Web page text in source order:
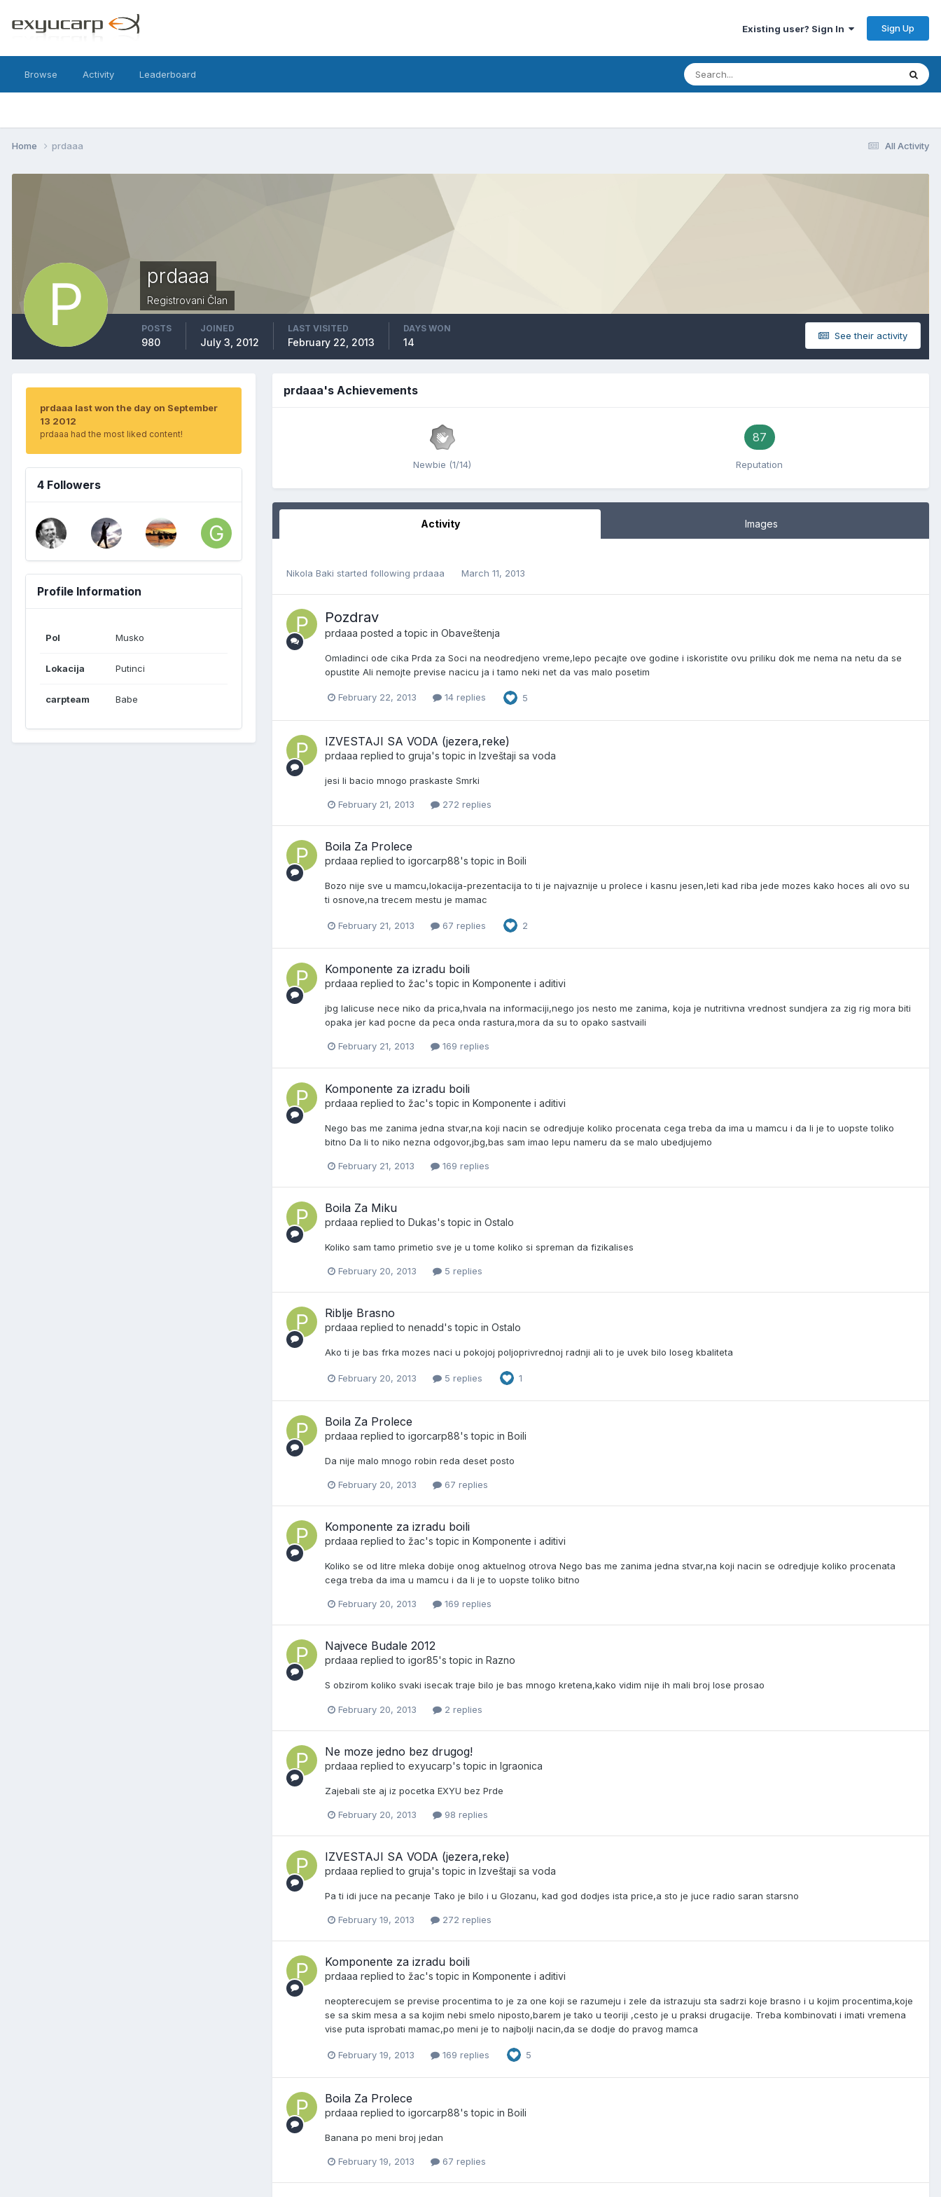
Existing user? Sign In Sign Up
Browse Activity Leaderboard
All Activity
Home prdaaa
prdaaa
Registrovani Član
See their activity
POSTS
980
JOINED
July 3, 2012
LAST VISITED
February 22, 2013
DAYS WON
14
prdaaa last won the day on September
13 2012
prdaaa had the most liked content!
4 Followers
Profile Information
Pol Musko
Lokacija Putinci
carpteam Babe
prdaaa's Achievements
Newbie (1/14)
87
Reputation
Activity Images
Nikola Baki started following prdaaa March 11, 2013
Pozdrav
prdaaa posted a topic in Obaveštenja
Omladinci ode cika Prda za Soci na neodredjeno vreme,lepo pecajte ove godine i iskoristite ovu priliku dok me nema na netu da se
opustite Ali nemojte previse nacicu ja i tamo neki net da vas malo posetim
February 22, 2013 14 replies 5
IZVESTAJI SA VODA (jezera,reke)
prdaaa replied to gruja's topic in Izveštaji sa voda
jesi li bacio mnogo praskaste Smrki
February 21, 2013 272 replies
Boila Za Prolece
prdaaa replied to igorcarp88's topic in Boili
Bozo nije sve u mamcu,lokacija-prezentacija to ti je najvaznije u prolece i kasnu jesen,leti kad riba jede mozes kako hoces ali ovo su
ti osnove,na trecem mestu je mamac
February 21, 2013 67 replies 2
Komponente za izradu boili
prdaaa replied to žac's topic in Komponente i aditivi
jbg lalicuse nece niko da prica,hvala na informaciji,nego jos nesto me zanima, koja je nutritivna vrednost sundjera za zig rig mora biti
opaka jer kad pocne da peca onda rastura,mora da su to opako sastvaili
February 21, 2013 169 replies
Komponente za izradu boili
prdaaa replied to žac's topic in Komponente i aditivi
Nego bas me zanima jedna stvar,na koji nacin se odredjuje koliko procenata cega treba da ima u mamcu i da li je to uopste toliko
bitno Da li to niko nezna odgovor,jbg,bas sam imao lepu nameru da se malo ubedjujemo
February 21, 2013 169 replies
Boila Za Miku
prdaaa replied to Dukas's topic in Ostalo
Koliko sam tamo primetio sve je u tome koliko si spreman da fizikalises
February 20, 2013 5 replies
Riblje Brasno
prdaaa replied to nenadd's topic in Ostalo
Ako ti je bas frka mozes naci u pokojoj poljoprivrednoj radnji ali to je uvek bilo loseg kbaliteta
February 20, 2013 5 replies 1
Boila Za Prolece
prdaaa replied to igorcarp88's topic in Boili
Da nije malo mnogo robin reda deset posto
February 20, 2013 67 replies
Komponente za izradu boili
prdaaa replied to žac's topic in Komponente i aditivi
Koliko se od litre mleka dobije onog aktuelnog otrova Nego bas me zanima jedna stvar,na koji nacin se odredjuje koliko procenata
cega treba da ima u mamcu i da li je to uopste toliko bitno
February 20, 2013 169 replies
Najvece Budale 2012
prdaaa replied to igor85's topic in Razno
S obzirom koliko svaki isecak traje bilo je bas mnogo kretena,kako vidim nije ih mali broj lose prosao
February 20, 2013 2 replies
Ne moze jedno bez drugog!
prdaaa replied to exyucarp's topic in Igraonica
Zajebali ste aj iz pocetka EXYU bez Prde
February 20, 2013 98 replies
IZVESTAJI SA VODA (jezera,reke)
prdaaa replied to gruja's topic in Izveštaji sa voda
Pa ti idi juce na pecanje Tako je bilo i u Glozanu, kad god dodjes ista price,a sto je juce radio saran starsno
February 19, 2013 272 replies
Komponente za izradu boili
prdaaa replied to žac's topic in Komponente i aditivi
neopterecujem se previse procentima to je za one koji se razumeju i zele da istrazuju sta sadrzi koje brasno i u kojim procentima,koje
se sa skim mesa a sa kojim nebi smelo niposto,barem je tako u teoriji ,cesto je u praksi drugacije. Treba kombinovati i imati vremena
vise puta isprobati mamac,po meni je to najbolji nacin,da se dodje do pravog mamca
February 19, 2013 169 replies 5
Boila Za Prolece
prdaaa replied to igorcarp88's topic in Boili
Banana po meni broj jedan
February 19, 2013 67 replies